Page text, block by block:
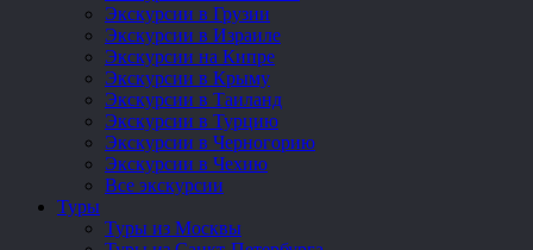
Экскурсии в Грузии
Экскурсии в Израиле
Экскурсии на Кипре
Экскурсии в Крыму
Экскурсии в Таиланд
Экскурсии в Турцию
Экскурсии в Черногорию
Экскурсии в Чехию
Все экскурсии
Туры
Туры из Москвы